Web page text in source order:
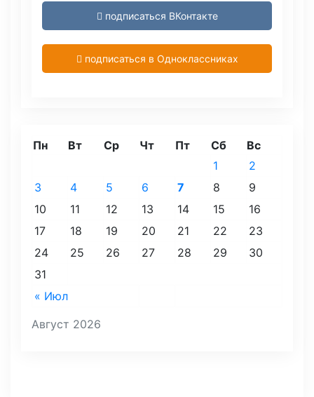
подписаться ВКонтакте
подписаться в Одноклассниках
Август 2026
Пн Вт Ср Чт Пт Сб Вс
« Июл
1
2
3
4 5 6 7 8
9
10
11 12 13 14 15
16
17
18 19 20 21 22
23
24
25 26 27 28 29
30
31